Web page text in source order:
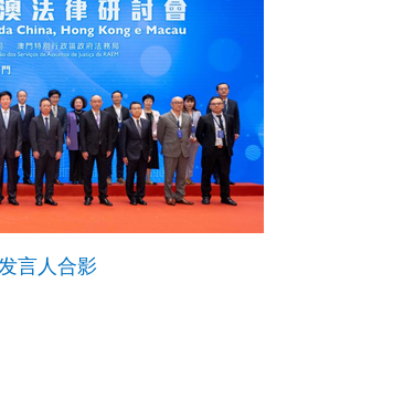
言人合影